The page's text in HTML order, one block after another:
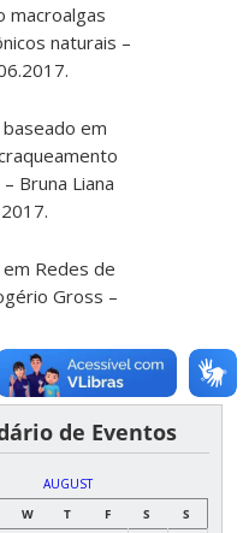
macroalgas
naturais –
em
Bruna Liana
Redes de
Gross –
de Eventos
AUGUST
W T F S S